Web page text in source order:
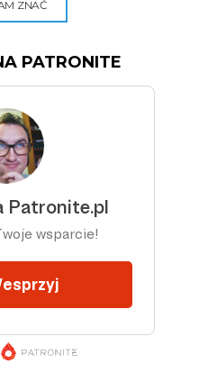
ZNAĆ
PATRONITE